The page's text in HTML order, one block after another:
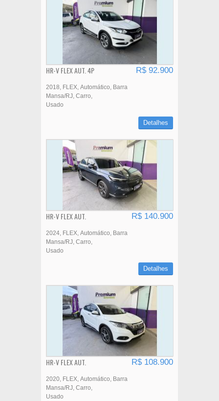
HR-V FLEX AUT. 4P R$ 92.900
2018 FLEX Automático
Barra
Mansa/RJ Carro
Usado
Detalhes
HR-V FLEX AUT. R$ 140.900
2024 FLEX Automático
Barra
Mansa/RJ Carro
Usado
Detalhes
HR-V FLEX AUT. R$ 108.900
2020 FLEX Automático
Barra
Mansa/RJ Carro
Usado